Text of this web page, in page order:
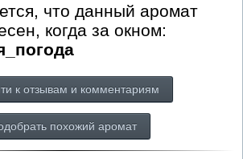
что данный аромат
когда за окном:
к отзывам и комментариям
похожий аромат